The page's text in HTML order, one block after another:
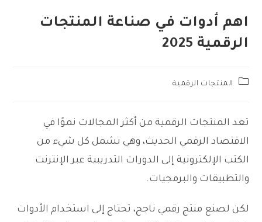
اهم أدوات في صناعة المنتجات
الرقمية 2025
Post المنتجات الرقمية
تعد المنتجات الرقمية من أكثر المجالات نموًا في
الاقتصاد الرقمي الحديث، وهي تشمل كل شيء من
الكتب الإلكترونية إلى الدورات التدريبية عبر الإنترنت
والتطبيقات والبرمجيات.
لكن لصنع منتج رقمي ناجح، تحتاج إلى استخدام الأدوات